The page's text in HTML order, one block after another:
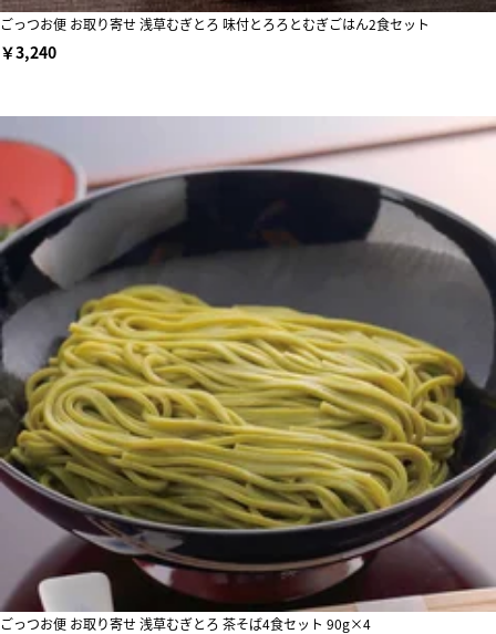
ごっつお便 お取り寄せ 浅草むぎとろ 味付とろろとむぎごはん2食セット
￥3,240
ごっつお便 お取り寄せ 浅草むぎとろ 茶そば4食セット 90g×4